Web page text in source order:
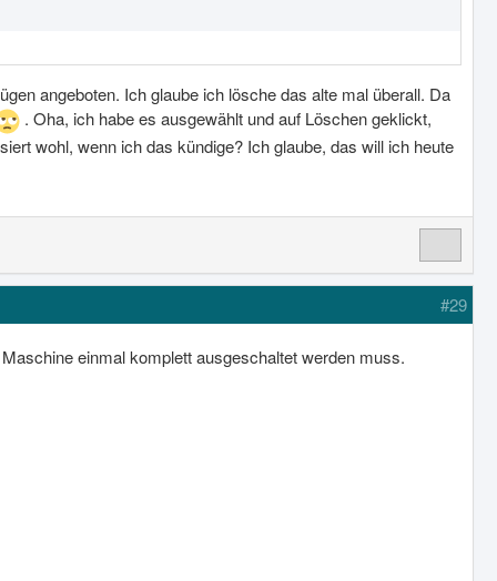
angeboten. Ich glaube ich lösche das alte mal überall. Da
. Oha, ich habe es ausgewählt und auf Löschen geklickt,
wohl, wenn ich das kündige? Ich glaube, das will ich heute
#29
einmal komplett ausgeschaltet werden muss.